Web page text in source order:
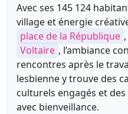
Avec ses 145 124
village et énergie
place de la République
Voltaire , l’ambiance
rencontres après le
lesbienne y trouve des
culturels engagés et
avec bienveillance.